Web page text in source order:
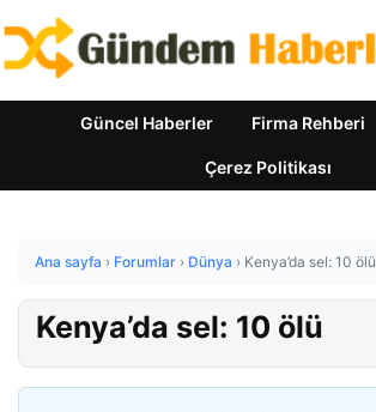
Güncel Haberler Firma Rehberi
Çerez Politikası
Ana sayfa › Forumlar › Dünya › Kenya’da sel: 10 ölü
Kenya’da sel: 10 ölü